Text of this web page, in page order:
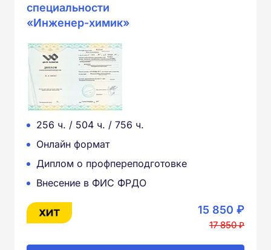
специальности
«Инженер-химик»
256 ч. / 504 ч. / 756 ч.
Онлайн формат
Диплом о профпереподготовке
Внесение в ФИС ФРДО
15 850 ₽
17 850 ₽